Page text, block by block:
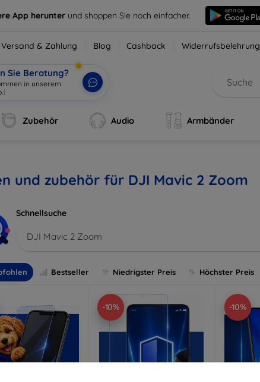
App herunter und shoppen Sie noch einfacher.
Versand & Zahlung Blog Cashback Widerrufsbelehrung
Sie Beratung?
in unserem
|
Zubehör Audio Armbänder
und zubehör für DJI Mavic 2 Zoom
Schnellsuche
DJI Mavic 2 Zoom
Bestseller Niedrigster Preis Höchster Preis
-10% -10%